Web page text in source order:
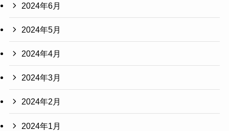
2024年6月
2024年5月
2024年4月
2024年3月
2024年2月
2024年1月